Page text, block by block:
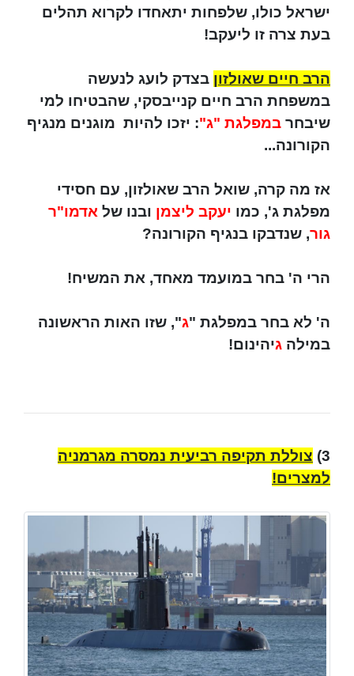
ישראל כולו, שלפחות יתאחדו לקרוא תהלים
בעת צרה זו ליעקב!
הרב חיים שאולזון בצדק לועג לנעשה
במשפחת הרב חיים קנייבסקי, שהבטיחו למי
שיבחר במפלגת "ג": יזכו להיות מוגנים מנגיף
הקורונה...
אז מה קרה, שואל הרב שאולזון, עם חסידי
מפלגת ג', כמו יעקב ליצמן ובנו של אדמו"ר
גור, שנדבקו בנגיף הקורונה?
הרי ה' בחר במועמד מאחד, את המשיח!
ה' לא בחר במפלגת "ג", שזו האות הראשונה
במילה גיהינום!
3) צוללת תקיפה רביעית נמסרה מגרמניה
למצרים!